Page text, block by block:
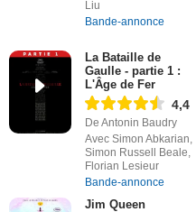
Liu
Bande-annonce
La Bataille de
Gaulle - partie 1 :
L'Âge de Fer
4,4
De Antonin Baudry
Avec Simon Abkarian,
Simon Russell Beale,
Florian Lesieur
Bande-annonce
Jim Queen